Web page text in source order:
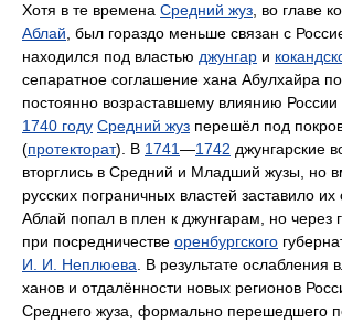
Хотя в те времена Средний жуз , во главе
Аблай , был гораздо меньше связан с
находился под властью джунгар и
сепаратное соглашение хана Абулхайра
постоянно возраставшему влиянию России
1740 году Средний жуз перешёл под
(протекторат). В 1741—1742 джунгарские
вторглись в Средний и Младший жузы, но
русских пограничных властей заставило
Аблай попал в плен к джунгарам, но через
при посредничестве оренбургского
И. И. Неплюева . В результате ослабления
ханов и отдалённости новых регионов
Среднего жуза, формально перешедшего